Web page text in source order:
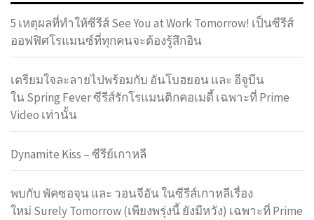
5 เหตุผลที่ทำให้ซีรีส์ See You at Work Tomorrow! เป็นซีรีส์
ออฟฟิศโรแมนซ์ที่ทุกคนจะต้องรู้สึกอิน
เตรียมใจละลายไปพร้อมกับ อันโบฮยอน และ อีจูบีน
ใน Spring Fever ซีรีส์รักโรแมนติกคอเมดี้ เฉพาะที่ Prime
Video เท่านั้น
Dynamite Kiss – ซีรีย์เกาหลี
พบกับ พัคซอจุน และ วอนจีอัน ในซีรีส์เกาหลีเรื่อง
ใหม่ Surely Tomorrow (เพียงพรุ่งนี้ ยังมีหวัง) เฉพาะที่ Prime